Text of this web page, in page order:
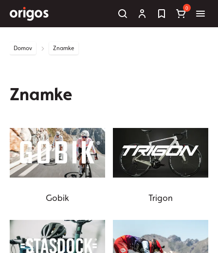
0
Domov Znamke
Znamke
Gobik Trigon